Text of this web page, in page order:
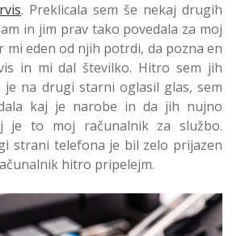
. Preklicala sem še nekaj drugih
in jim prav tako povedala za moj
mi eden od njih potrdi, da pozna en
in mi dal številko. Hitro sem jih
je na drugi starni oglasil glas, sem
kaj je narobe in da jih nujno
je to moj računalnik za službo.
strani telefona je bil zelo prijazen
hitro pripelejm.